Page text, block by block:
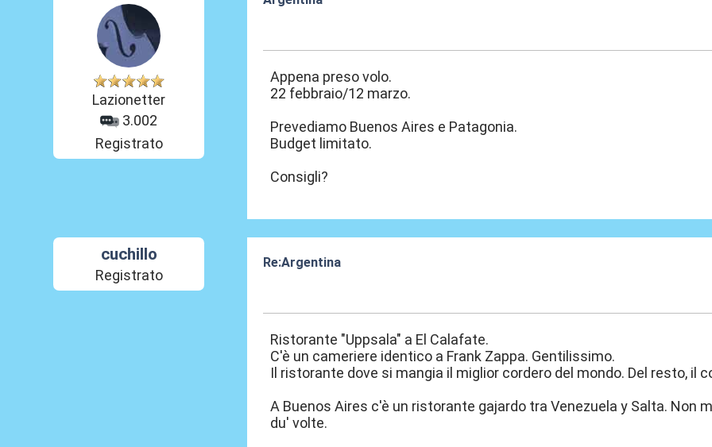
Lazionetter
3.002
Registrato
Appena preso volo.
22 febbraio/12 marzo.
Prevediamo Buenos Aires e Patagonia.
Budget limitato.
Consigli?
cuchillo
Registrato
Re:Argentina
Ristorante "Uppsala" a El Calafate.
C'è un cameriere identico a Frank Zappa. Gentilissimo.
Il ristorante dove si mangia il miglior cordero del mondo. Del resto, il
A Buenos Aires c'è un ristorante gajardo tra Venezuela y Salta. Non
du' volte.